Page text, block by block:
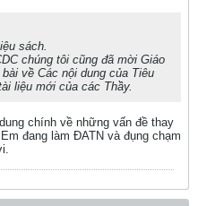
sách.
chúng tôi cũng đã mời Giáo
về Các nội dung của Tiêu
liệu mới của các Thầy.
chính về những vấn đề thay
đang làm ĐATN và đụng chạm